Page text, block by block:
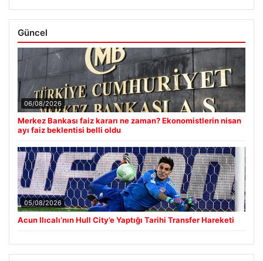
Güncel
06/08/2026
Merkez Bankası faiz kararı ne zaman? Ekonomistlerin nisan
ayı faiz beklentisi belli oldu
05/08/2026
Acun Ilıcalı’nın Hull City’e Yaptığı Tarihi Transfer Hareketi